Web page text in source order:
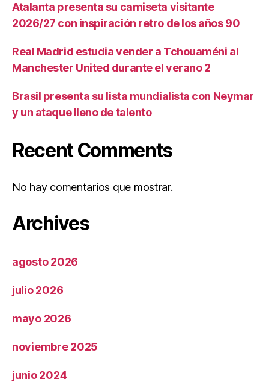
Atalanta presenta su camiseta visitante
2026/27 con inspiración retro de los años 90
Real Madrid estudia vender a Tchouaméni al
Manchester United durante el verano 2
Brasil presenta su lista mundialista con Neymar
y un ataque lleno de talento
Recent Comments
No hay comentarios que mostrar.
Archives
agosto 2026
julio 2026
mayo 2026
noviembre 2025
junio 2024